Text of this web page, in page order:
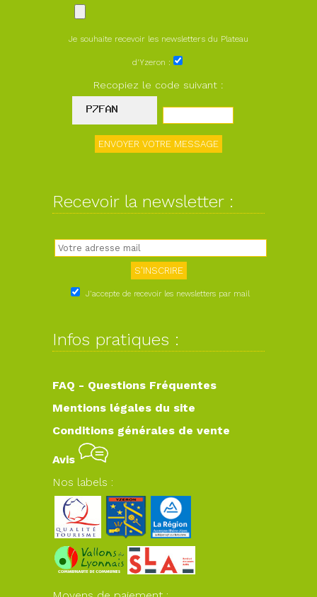
Je souhaite recevoir les newsletters du Plateau
d'Yzeron :
Recopiez le code suivant :
Recevoir la newsletter :
J'accepte de recevoir les newsletters par mail
Infos pratiques :
FAQ - Questions Fréquentes
Mentions légales du site
Conditions générales de vente
Avis
Nos labels :